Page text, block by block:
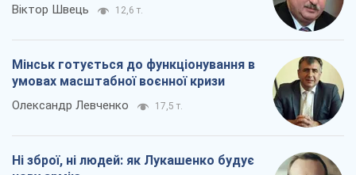
Віктор Швець 12,6 т.
Мінськ готується до функціонування в
умовах масштабної воєнної кризи
Олександр Левченко 17,5 т.
Ні зброї, ні людей: як Лукашенко будує